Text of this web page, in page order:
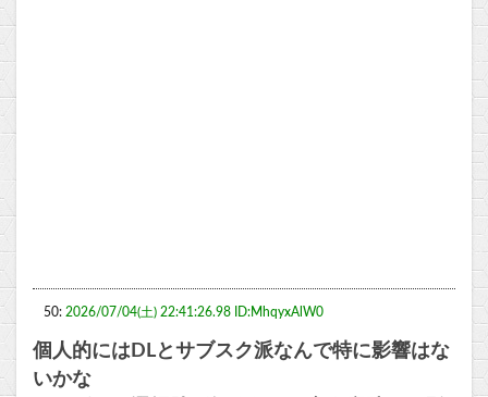
50: 2026/07/04(土) 22:41:26.98 ID:MhqyxAlW0
個人的にはDLとサブスク派なんで特に影響はな
いかな